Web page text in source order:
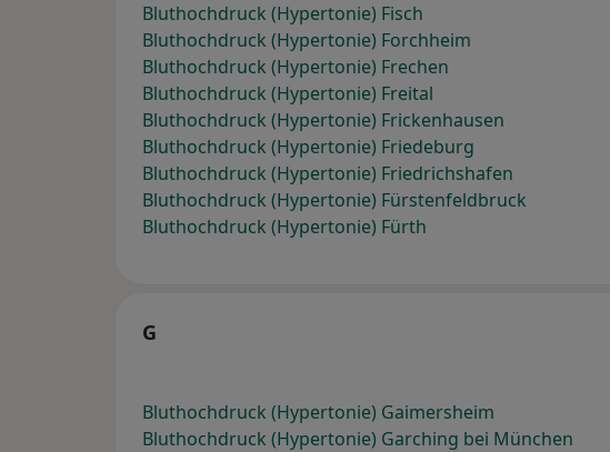
Bluthochdruck (Hypertonie) Fisch
Bluthochdruck (Hypertonie) Forchheim
Bluthochdruck (Hypertonie) Frechen
Bluthochdruck (Hypertonie) Freital
Bluthochdruck (Hypertonie) Frickenhausen
Bluthochdruck (Hypertonie) Friedeburg
Bluthochdruck (Hypertonie) Friedrichshafen
Bluthochdruck (Hypertonie) Fürstenfeldbruck
Bluthochdruck (Hypertonie) Fürth
G
Bluthochdruck (Hypertonie) Gaimersheim
Bluthochdruck (Hypertonie) Garching bei München